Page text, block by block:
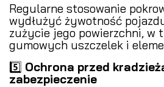
Regularne stosowanie
wydłużyć żywotność
zużycie jego powierzchni, w
gumowych uszczelek i
5️⃣ Ochrona przed
zabezpieczenie